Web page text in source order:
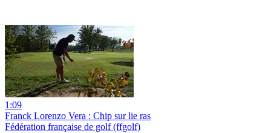
1:09
Franck Lorenzo Vera : Chip sur lie ras
Fédération française de golf (ffgolf)